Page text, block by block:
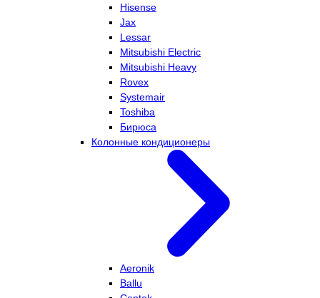
Hisense
Jax
Lessar
Mitsubishi Electric
Mitsubishi Heavy
Rovex
Systemair
Toshiba
Бирюса
Колонные кондиционеры
Aeronik
Ballu